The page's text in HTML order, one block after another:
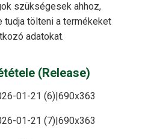
szükségesek ahhoz,
tudja tölteni a termékeket
adatokat.
(Release)